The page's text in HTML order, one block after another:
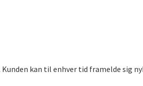
kan til enhver tid framelde sig